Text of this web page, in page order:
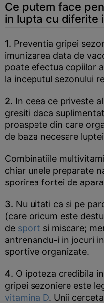
Ce putem face
in lupta cu diferite
1. Preventia gripei
imunizarea data de
poate efectua copiilor
la inceputul sezonului
2. In ceea ce priveste
gresiti daca
proaspete din care
de baza necesare
Combinatiile
chiar unele preparate
sporirea fortei de
3. Nu uitati ca si pe
(care oricum este
de sport si miscare;
antrenandu-i in jocuri
sportive organizate.
4. O ipoteza credibila
gripei sezoniere este
vitamina D. Unii